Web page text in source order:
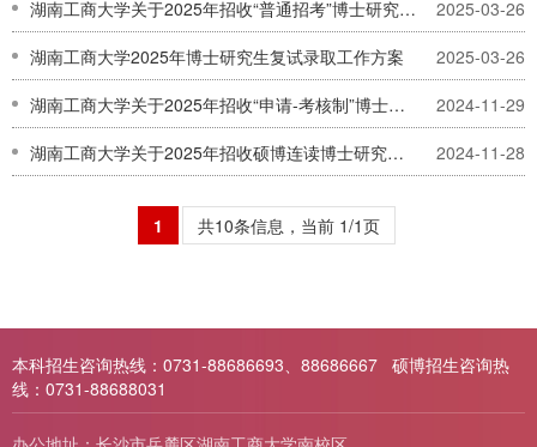
2025-03-26
湖南工商大学关于2025年招收“普通招考”博士研究生的通知
2025-03-26
湖南工商大学2025年博士研究生复试录取工作方案
2024-11-29
湖南工商大学关于2025年招收“申请-考核制”博士研究生的通知
2024-11-28
湖南工商大学关于2025年招收硕博连读博士研究生的通知
1 共10条信息，当前 1/1页
本科招生咨询热线：0731-88686693、88686667 硕博招生咨询热
线：0731-88688031